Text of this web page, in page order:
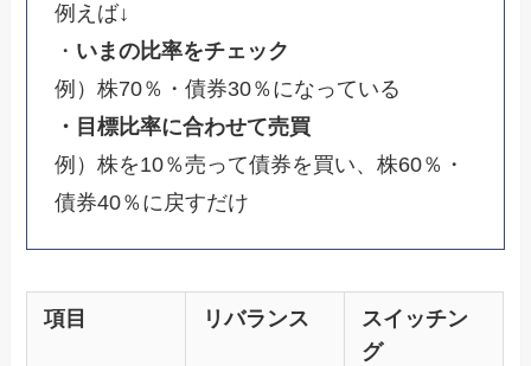
例えば↓
・ いまの比率をチェック
例）株70％・債券30％になっている
・目標比率に合わせて売買
例）株を10％売って債券を買い、株60％・
債券40％に戻すだけ
項目 リバランス
スイッチン
グ